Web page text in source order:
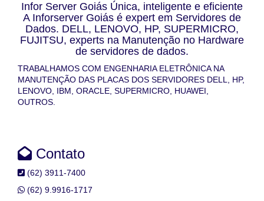
Infor Server Goiás Única, inteligente e eficiente
A Inforserver Goiás é expert em Servidores de
Dados. DELL, LENOVO, HP, SUPERMICRO,
FUJITSU, experts na Manutenção no Hardware
de servidores de dados.
TRABALHAMOS COM ENGENHARIA ELETRÔNICA NA
MANUTENÇÃO DAS PLACAS DOS SERVIDORES DELL, HP,
LENOVO, IBM, ORACLE, SUPERMICRO, HUAWEI,
OUTROS.
Contato
(62) 3911-7400
(62) 9.9916-1717